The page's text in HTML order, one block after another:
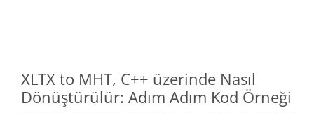
XLTX to MHT, C++ üzerinde Nasıl
Dönüştürülür: Adım Adım Kod Örneği